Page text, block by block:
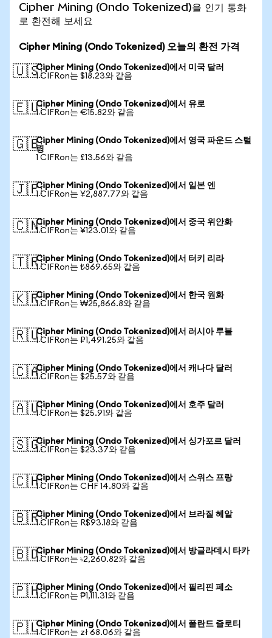
Cipher Mining (Ondo Tokenized)을 인기 통화
로 환전해 보세요
Cipher Mining (Ondo Tokenized) 오늘의 환전 가격
🇺🇸Cipher Mining (Ondo Tokenized)에서 미국 달러
1 CIFRon는 $18.23와 같음
🇪🇺Cipher Mining (Ondo Tokenized)에서 유로
1 CIFRon는 €15.82와 같음
🇬🇧Cipher Mining (Ondo Tokenized)에서 영국 파운드 스털
링
1 CIFRon는 £13.56와 같음
🇯🇵Cipher Mining (Ondo Tokenized)에서 일본 엔
1 CIFRon는 ¥2,887.77와 같음
🇨🇳Cipher Mining (Ondo Tokenized)에서 중국 위안화
1 CIFRon는 ¥123.01와 같음
🇹🇷Cipher Mining (Ondo Tokenized)에서 터키 리라
1 CIFRon는 ₺869.65와 같음
🇰🇷Cipher Mining (Ondo Tokenized)에서 한국 원화
1 CIFRon는 ₩25,866.8와 같음
🇷🇺Cipher Mining (Ondo Tokenized)에서 러시아 루블
1 CIFRon는 ₽1,491.25와 같음
🇨🇦Cipher Mining (Ondo Tokenized)에서 캐나다 달러
1 CIFRon는 $25.57와 같음
🇦🇺Cipher Mining (Ondo Tokenized)에서 호주 달러
1 CIFRon는 $25.91와 같음
🇸🇬Cipher Mining (Ondo Tokenized)에서 싱가포르 달러
1 CIFRon는 $23.37와 같음
🇨🇭Cipher Mining (Ondo Tokenized)에서 스위스 프랑
1 CIFRon는 CHF 14.80와 같음
🇧🇷Cipher Mining (Ondo Tokenized)에서 브라질 헤알
1 CIFRon는 R$93.18와 같음
🇧🇩Cipher Mining (Ondo Tokenized)에서 방글라데시 타카
1 CIFRon는 ৳2,260.82와 같음
🇵🇭Cipher Mining (Ondo Tokenized)에서 필리핀 페소
1 CIFRon는 ₱1,111.31와 같음
🇵🇱Cipher Mining (Ondo Tokenized)에서 폴란드 즐로티
1 CIFRon는 zł 68.06와 같음